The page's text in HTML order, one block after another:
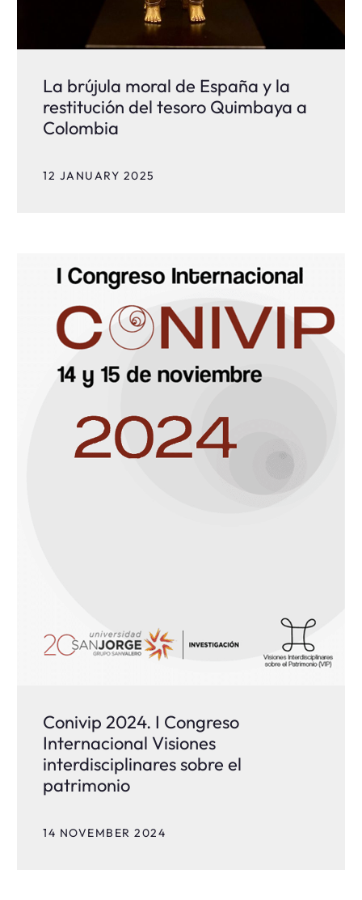
La brújula moral de España y la
restitución del tesoro Quimbaya a
Colombia
12 JANUARY 2025
Conivip 2024. I Congreso
Internacional Visiones
interdisciplinares sobre el
patrimonio
14 NOVEMBER 2024